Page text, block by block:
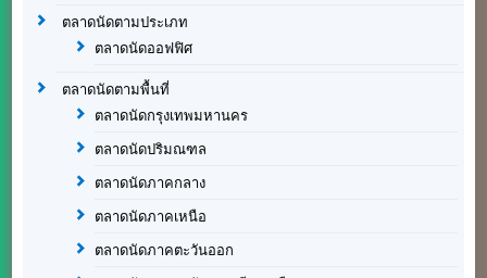
ตลาดนัดตามประเภท
ตลาดนัดออฟฟิศ
ตลาดนัดตามพื้นที่
ตลาดนัดกรุงเทพมหานคร
ตลาดนัดปริมณฑล
ตลาดนัดภาคกลาง
ตลาดนัดภาคเหนือ
ตลาดนัดภาคตะวันออก